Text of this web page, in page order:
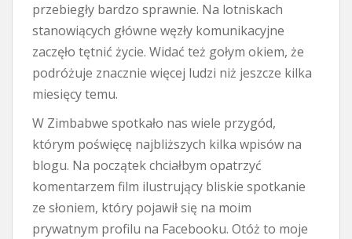
przebiegły bardzo sprawnie. Na lotniskach
stanowiących główne węzły komunikacyjne
zaczęło tętnić życie. Widać też gołym okiem, że
podróżuje znacznie więcej ludzi niż jeszcze kilka
miesięcy temu.
W Zimbabwe spotkało nas wiele przygód,
którym poświęcę najbliższych kilka wpisów na
blogu. Na początek chciałbym opatrzyć
komentarzem film ilustrujący bliskie spotkanie
ze słoniem, który pojawił się na moim
prywatnym profilu na Facebooku. Otóż to moje